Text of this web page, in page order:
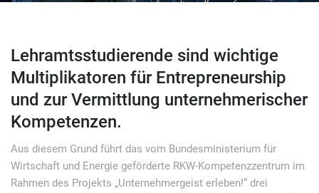
Lehramtsstudierende sind wichtige
Multiplikatoren für Entrepreneurship
und zur Vermittlung unternehmerischer
Kompetenzen.
Aus diesem Grund führt das vom Bundesministerium für
Wirtschaft und Energie geförderte RKW-Kompetenzzentrum im
Rahmen des Projekts „Unternehmergeist erleben!“ drei